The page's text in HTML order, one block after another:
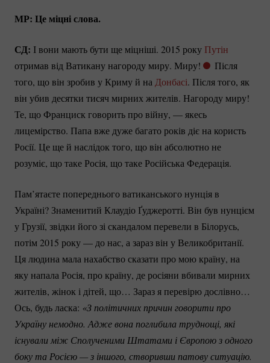
МР: Це міцні слова.
СД: І вони мають бути ще міцніші. 2015 року Путін
отримав від Ватикану нагороду миру. Миру!
Після
того, що він зробив у Криму й на Донбасі. Після того, як
він убив десятки тисяч мирних жителів. Нагороду миру!
Те, що Франциск говорить про війну, — якесь
лицемірство. Папа вже дуже багато років діє на користь
Росії. Це ще й наслідок того, що він абсолютно не
розуміє, що таке Росія, що таке Російська Федерація.
Пам’ятаєте попереднього ватиканського нунція в
Україні? Знаменитий Клаудіо Ґуджеротті. Він був нунцієм
у Грузії, звідки його зі скандалом перевели в Білорусь,
потім 2015 року — до нас, а зараз він у Великобританії.
Ця людина мала нахабство сказати про мою країну, на
яку напала Росія, про країну, де росіяни вбивали мирних
жителів, жінок і дітей, що… Зараз я перевірю дослівно…
Ось, будь ласка: «З політичних причин говорити про
Україну немодно. Адже вона поглибила труднощі, які
існували між Сполученими Штатами і Європою з одного
боку та Росією — з іншого, створивши патову ситуацію.